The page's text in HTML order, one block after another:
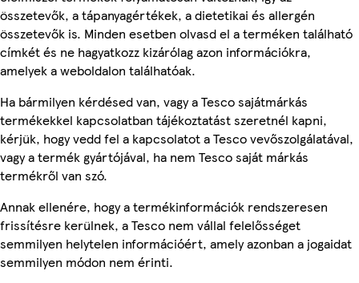
összetevők, a tápanyagértékek, a dietetikai és allergén
összetevők is. Minden esetben olvasd el a terméken található
címkét és ne hagyatkozz kizárólag azon információkra,
amelyek a weboldalon találhatóak.
Ha bármilyen kérdésed van, vagy a Tesco sajátmárkás
termékekkel kapcsolatban tájékoztatást szeretnél kapni,
kérjük, hogy vedd fel a kapcsolatot a Tesco vevőszolgálatával,
vagy a termék gyártójával, ha nem Tesco saját márkás
termékről van szó.
Annak ellenére, hogy a termékinformációk rendszeresen
frissítésre kerülnek, a Tesco nem vállal felelősséget
semmilyen helytelen információért, amely azonban a jogaidat
semmilyen módon nem érinti.